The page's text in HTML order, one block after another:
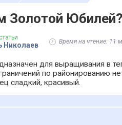
Золотой Юбилей?
Николаев Время на чтение: 11
для выращивания в
по районированию
сладкий, красивый.